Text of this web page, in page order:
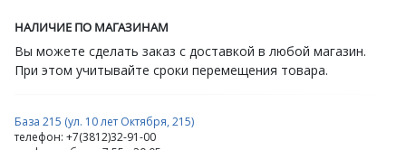
НАЛИЧИЕ ПО МАГАЗИНАМ
Вы можете сделать заказ с доставкой в любой магазин.
При этом учитывайте сроки перемещения товара.
База 215 (ул. 10 лет Октября, 215)
телефон: +7(3812)32-91-00